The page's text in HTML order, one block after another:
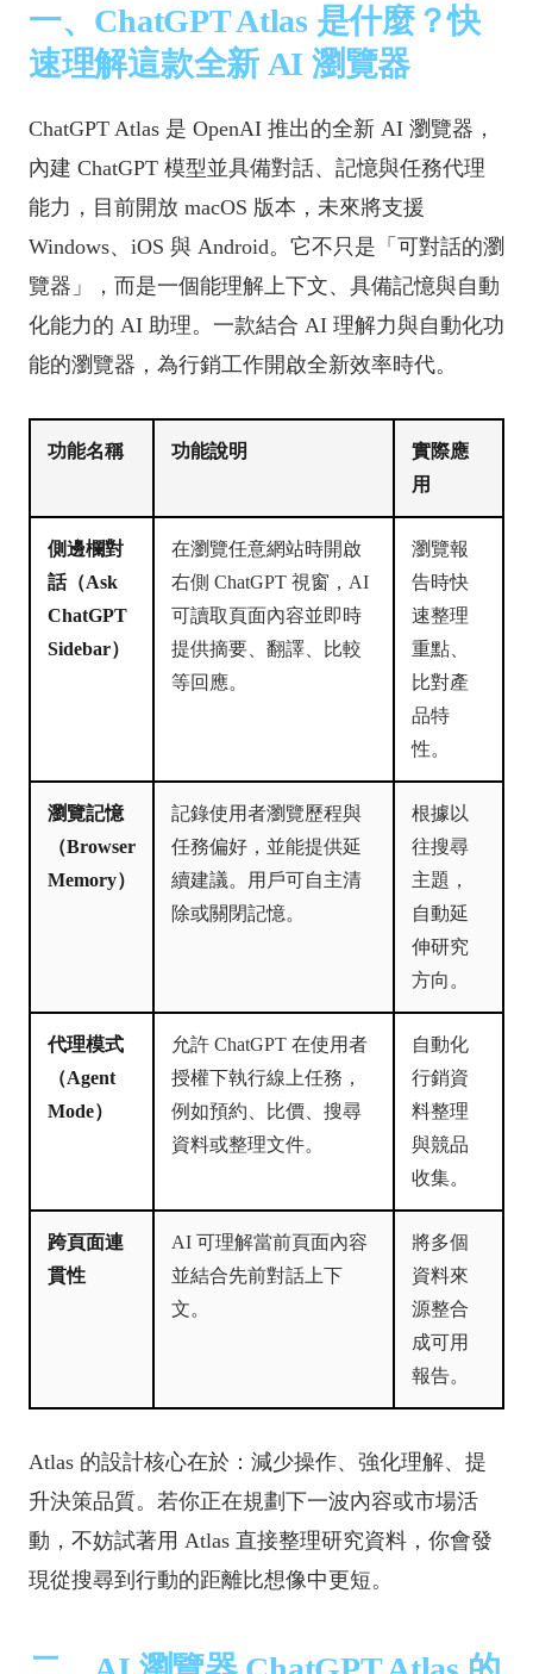
一、ChatGPT Atlas 是什麼？快
速理解這款全新 AI 瀏覽器
ChatGPT Atlas 是 OpenAI 推出的全新 AI 瀏覽器，
內建 ChatGPT 模型並具備對話、記憶與任務代理
能力，目前開放 macOS 版本，未來將支援
Windows、iOS 與 Android。它不只是「可對話的瀏
覽器」，而是一個能理解上下文、具備記憶與自動
化能力的 AI 助理。一款結合 AI 理解力與自動化功
能的瀏覽器，為行銷工作開啟全新效率時代。
功能名稱 功能說明
實際應
用
側邊欄對
話（Ask
ChatGPT
Sidebar）
在瀏覽任意網站時開啟
右側 ChatGPT 視窗，AI
可讀取頁面內容並即時
提供摘要、翻譯、比較
等回應。
瀏覽報
告時快
速整理
重點、
比對產
品特
性。
瀏覽記憶
（Browser
Memory）
記錄使用者瀏覽歷程與
任務偏好，並能提供延
續建議。用戶可自主清
除或關閉記憶。
根據以
往搜尋
主題，
自動延
伸研究
方向。
代理模式
（Agent
Mode）
允許 ChatGPT 在使用者
授權下執行線上任務，
例如預約、比價、搜尋
資料或整理文件。
自動化
行銷資
料整理
與競品
收集。
跨頁面連
貫性
AI 可理解當前頁面內容
並結合先前對話上下
文。
將多個
資料來
源整合
成可用
報告。
Atlas 的設計核心在於：減少操作、強化理解、提
升決策品質。若你正在規劃下一波內容或市場活
動，不妨試著用 Atlas 直接整理研究資料，你會發
現從搜尋到行動的距離比想像中更短。